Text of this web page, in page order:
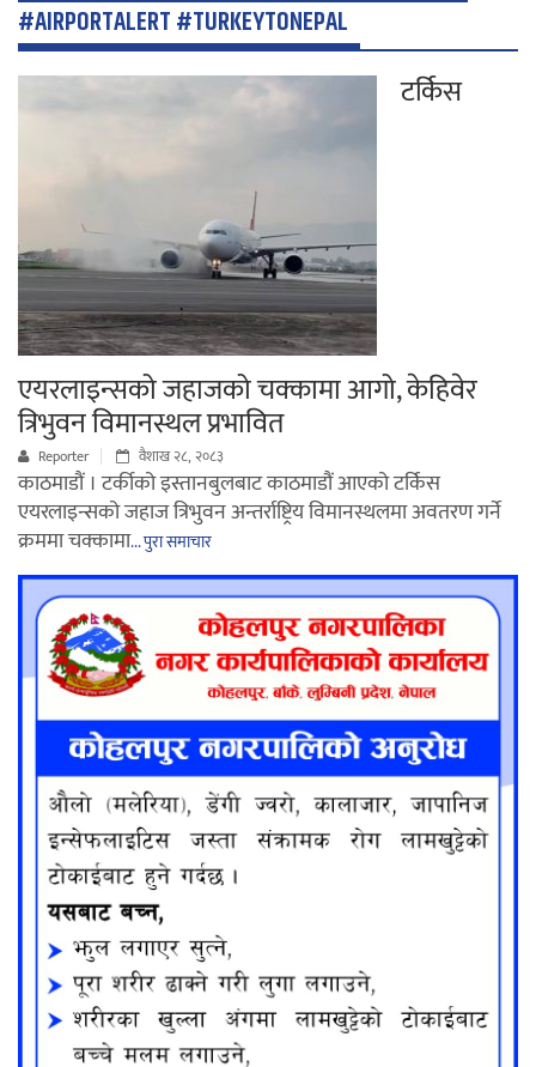
#AIRPORTALERT #TURKEYTONEPAL
टर्किस
एयरलाइन्सको जहाजको चक्कामा आगो, केहिवेर
त्रिभुवन विमानस्थल प्रभावित
Reporter वैशाख २८, २०८३
काठमाडौं । टर्कीको इस्तानबुलबाट काठमाडौं आएको टर्किस
एयरलाइन्सको जहाज त्रिभुवन अन्तर्राष्ट्रिय विमानस्थलमा अवतरण गर्ने
क्रममा चक्कामा... पुरा समाचार